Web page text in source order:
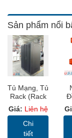
Sản phẩm nổi
Tủ Mạng, Tủ
Rack (Rack
Cabinet 19”)
USS RACK
36U D8000
Sâu 800mm
Giá: Liên hệ
Chi
tiết